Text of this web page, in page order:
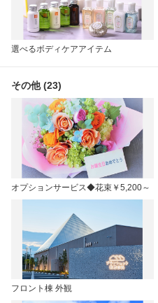
選べるボディケアアイテム
その他 (23)
オプションサービス◆花束￥5,200～
フロント棟 外観